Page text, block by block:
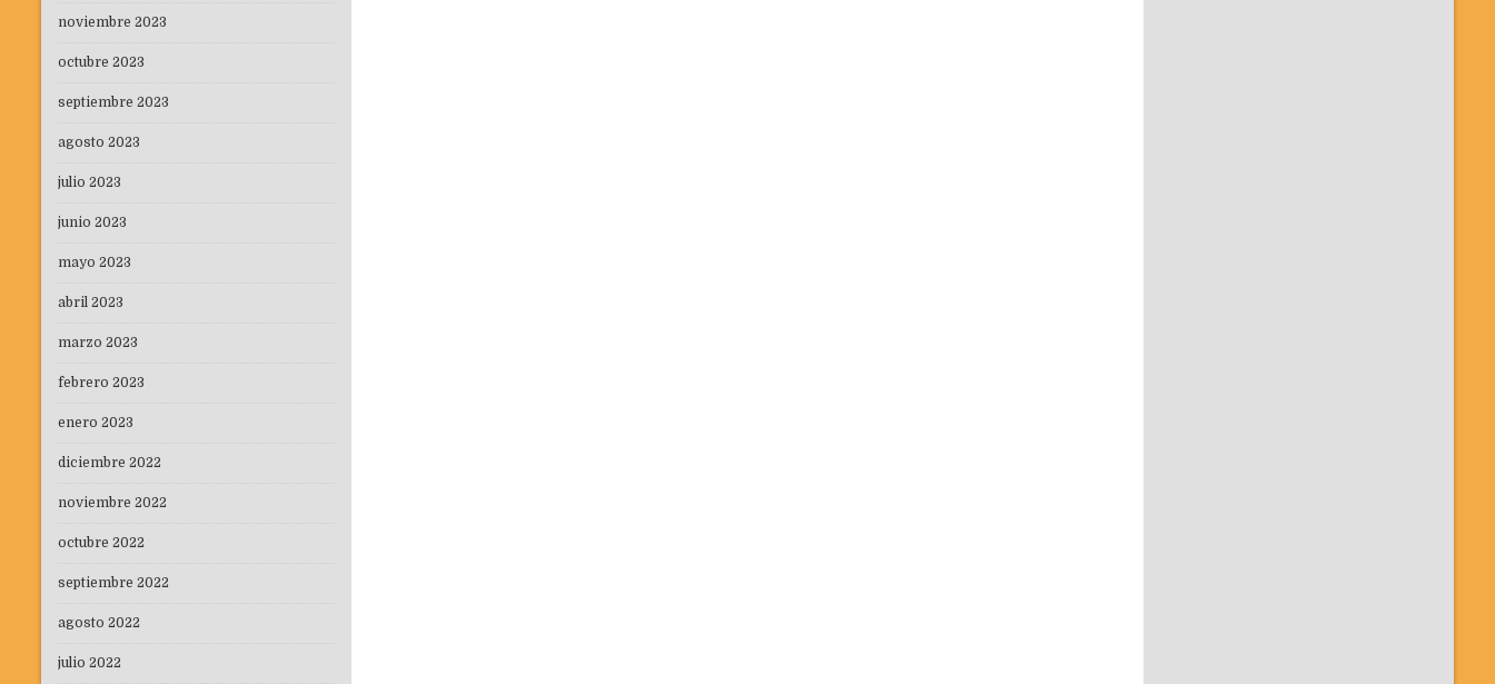
noviembre 2023
octubre 2023
septiembre 2023
agosto 2023
julio 2023
junio 2023
mayo 2023
abril 2023
marzo 2023
febrero 2023
enero 2023
diciembre 2022
noviembre 2022
octubre 2022
septiembre 2022
agosto 2022
julio 2022